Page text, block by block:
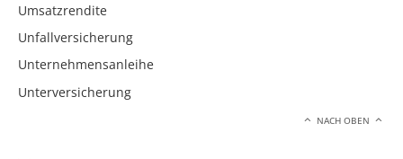
Umsatzrendite
Unfallversicherung
Unternehmensanleihe
Unterversicherung
NACH OBEN